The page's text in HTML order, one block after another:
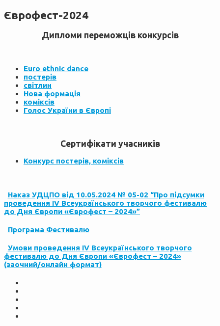
Єврофест-2024
Дипломи переможців конкурсів
Euro ethnic dance
постерів
світлин
Нова формація
коміксів
Голос України в Європі
Сертифікати учасників
Конкурс постерів, коміксів
Наказ УДЦПО від 10.05.2024 № 05-02 “Про підсумки
проведення ІV Всеукраїнського творчого фестивалю
до Дня Європи «Єврофест – 2024»”
Програма Фестивалю
Умови проведення ІV Всеукраїнського творчого
фестивалю до Дня Європи «Єврофест – 2024»
(заочний/онлайн формат)